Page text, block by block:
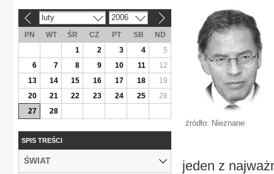
źródło: Nieznane
jeden z
luty 2006
PN WT ŚR CZ PT SB
ND
1
2 3 4
5
6
7 8 9 10 11
12
13
14 15 16 17 18
19
20
21 22 23 24 25
26
27
28
SPIS TREŚCI
ŚWIAT